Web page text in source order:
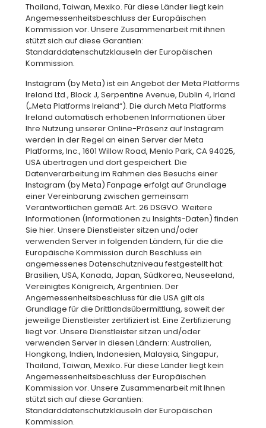
Thailand, Taiwan, Mexiko. Für diese Länder liegt kein
Angemessenheitsbeschluss der Europäischen
Kommission vor. Unsere Zusammenarbeit mit ihnen
stützt sich auf diese Garantien:
Standarddatenschutzklauseln der Europäischen
Kommission.
Instagram (by Meta) ist ein Angebot der Meta Platforms
Ireland Ltd., Block J, Serpentine Avenue, Dublin 4, Irland
(„Meta Platforms Ireland“). Die durch Meta Platforms
Ireland automatisch erhobenen Informationen über
Ihre Nutzung unserer Online-Präsenz auf Instagram
werden in der Regel an einen Server der Meta
Platforms, Inc., 1601 Willow Road, Menlo Park, CA 94025,
USA übertragen und dort gespeichert. Die
Datenverarbeitung im Rahmen des Besuchs einer
Instagram (by Meta) Fanpage erfolgt auf Grundlage
einer Vereinbarung zwischen gemeinsam
Verantwortlichen gemäß Art. 26 DSGVO. Weitere
Informationen (Informationen zu Insights-Daten) finden
Sie hier. Unsere Dienstleister sitzen und/oder
verwenden Server in folgenden Ländern, für die die
Europäische Kommission durch Beschluss ein
angemessenes Datenschutzniveau festgestellt hat:
Brasilien, USA, Kanada, Japan, Südkorea, Neuseeland,
Vereinigtes Königreich, Argentinien. Der
Angemessenheitsbeschluss für die USA gilt als
Grundlage für die Drittlandsübermittlung, soweit der
jeweilige Dienstleister zertifiziert ist. Eine Zertifizierung
liegt vor. Unsere Dienstleister sitzen und/oder
verwenden Server in diesen Ländern: Australien,
Hongkong, Indien, Indonesien, Malaysia, Singapur,
Thailand, Taiwan, Mexiko. Für diese Länder liegt kein
Angemessenheitsbeschluss der Europäischen
Kommission vor. Unsere Zusammenarbeit mit Ihnen
stützt sich auf diese Garantien:
Standarddatenschutzklauseln der Europäischen
Kommission.